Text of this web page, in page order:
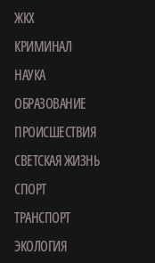
ЖКХ
КРИМИНАЛ
НАУКА
ОБРАЗОВАНИЕ
ПРОИСШЕСТВИЯ
СВЕТСКАЯ ЖИЗНЬ
СПОРТ
ТРАНСПОРТ
ЭКОЛОГИЯ